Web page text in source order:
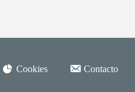
Cookies Contacto